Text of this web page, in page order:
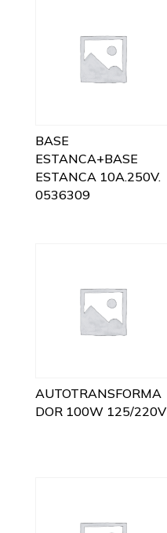
BASE
ESTANCA+BASE
ESTANCA 10A.250V.
0536309
AUTOTRANSFORMA
DOR 100W 125/220V